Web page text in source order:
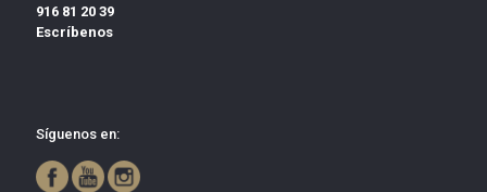
916 81 20 39
Escríbenos
Síguenos en: